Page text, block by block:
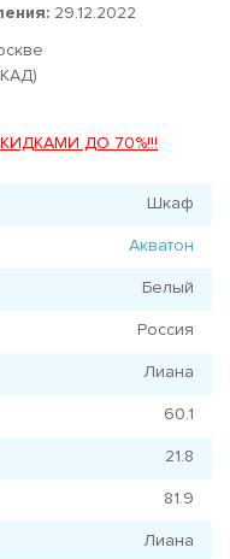
29.12.2022
ДО 70%!!!
Шкаф
Акватон
Белый
Россия
Лиана
60.1
21.8
81.9
Лиана